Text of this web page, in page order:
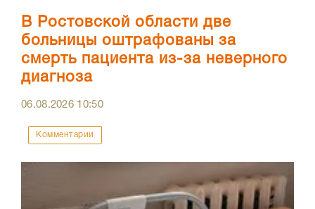
В Ростовской области две
больницы оштрафованы за
смерть пациента из-за неверного
диагноза
06.08.2026 10:50
Комментарии